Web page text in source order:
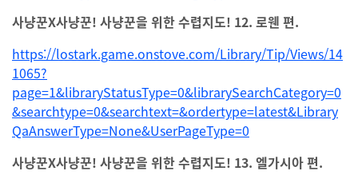
사냥꾼X사냥꾼! 사냥꾼을 위한 수렵지도! 12. 로웬 편.
https://lostark.game.onstove.com/Library/Tip/Views/14
1065?
page=1&libraryStatusType=0&librarySearchCategory=0
&searchtype=0&searchtext=&ordertype=latest&Library
QaAnswerType=None&UserPageType=0
사냥꾼X사냥꾼! 사냥꾼을 위한 수렵지도! 13. 엘가시아 편.